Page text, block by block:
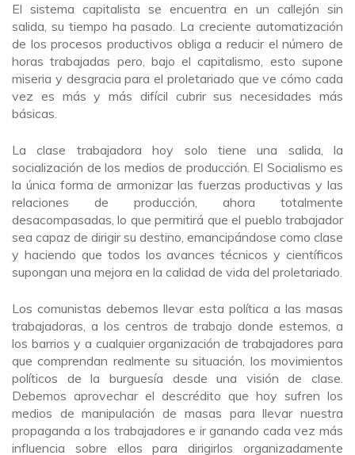
El sistema capitalista se encuentra en un callejón sin
salida, su tiempo ha pasado. La creciente automatización
de los procesos productivos obliga a reducir el número de
horas trabajadas pero, bajo el capitalismo, esto supone
miseria y desgracia para el proletariado que ve cómo cada
vez es más y más difícil cubrir sus necesidades más
básicas.
La clase trabajadora hoy solo tiene una salida, la
socialización de los medios de producción. El Socialismo es
la única forma de armonizar las fuerzas productivas y las
relaciones de producción, ahora totalmente
desacompasadas, lo que permitirá que el pueblo trabajador
sea capaz de dirigir su destino, emancipándose como clase
y haciendo que todos los avances técnicos y científicos
supongan una mejora en la calidad de vida del proletariado.
Los comunistas debemos llevar esta política a las masas
trabajadoras, a los centros de trabajo donde estemos, a
los barrios y a cualquier organización de trabajadores para
que comprendan realmente su situación, los movimientos
políticos de la burguesía desde una visión de clase.
Debemos aprovechar el descrédito que hoy sufren los
medios de manipulación de masas para llevar nuestra
propaganda a los trabajadores e ir ganando cada vez más
influencia sobre ellos para dirigirlos organizadamente